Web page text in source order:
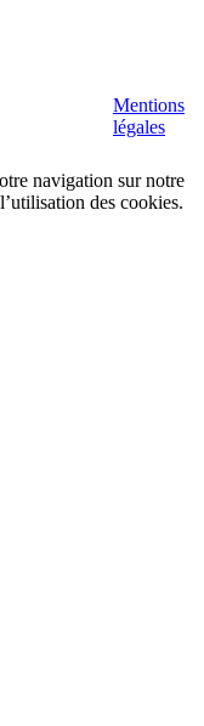
Mentions
légales
navigation sur notre
des cookies.